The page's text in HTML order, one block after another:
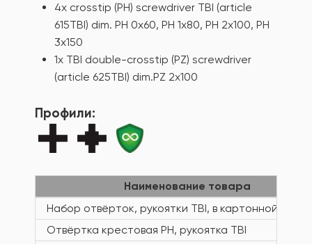
4x crosstip (PH) screwdriver TBI (article
615TBI) dim. PH 0x60, PH 1x80, PH 2x100, PH
3x150
1x TBI double-crosstip (PZ) screwdriver
(article 625TBI) dim.PZ 2x100
Профили:
Наименование товара
Набор отвёрток, рукоятки TBI, в картонной
Отвёртка крестовая PH, рукоятка TBI